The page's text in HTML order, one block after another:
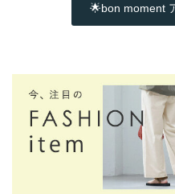
🌟bon moment